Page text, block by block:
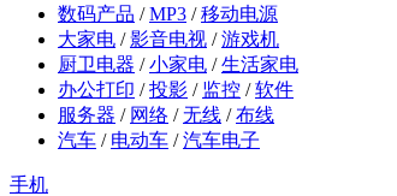
数码产品 /MP3 /移动电源
大家电 /影音电视 /游戏机
厨卫电器 /小家电 /生活家电
办公打印 /投影 / 监控 /软件
服务器 / 网络 /无线 /布线
汽车 / 电动车 /汽车电子
手机